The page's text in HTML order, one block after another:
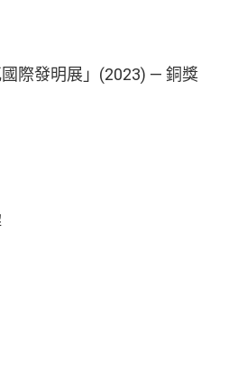
際發明展」(2023) — 銅獎